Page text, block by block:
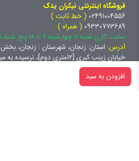
افزودن به سبد
فروشگاه اینترنتی نیکران یدک
02491004556 ( خط ثابت )
09330773689 ( همراه )
ساعت کاری شنبه تا چهارشنبه 9 تا 18 پنج شنبه 9 تا 13
آدرس: استان: زنجان، شهرستان : زنجان،
خیابان زینب کبری [12متری دوم]،
92.0، طبقه: همکف،